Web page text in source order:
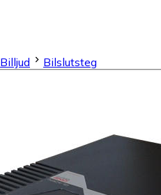
Billjud Bilslutsteg